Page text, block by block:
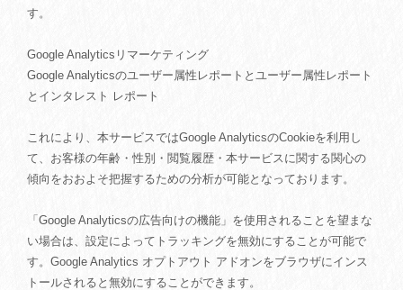
す。
Google Analyticsリマーケティング
Google Analyticsのユーザー属性レポートとユーザー属性レポート
とインタレスト レポート
これにより、本サービスではGoogle AnalyticsのCookieを利用し
て、お客様の年齢・性別・閲覧履歴・本サービスに関する関心の
傾向をおおよそ把握するための分析が可能となっております。
「Google Analyticsの広告向けの機能」を使用されることを望まな
い場合は、設定によってトラッキングを無効にすることが可能で
す。Google Analytics オプトアウト アドオンをブラウザにインス
トールされると無効にすることができます。